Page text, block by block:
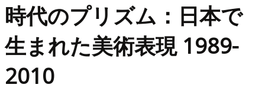
時代のプリズム：日本で
生まれた美術表現 1989-
2010